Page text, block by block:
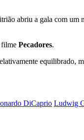
abriu a gala com um
filme Pecadores.
equilibrado,
DiCaprio Ludwig